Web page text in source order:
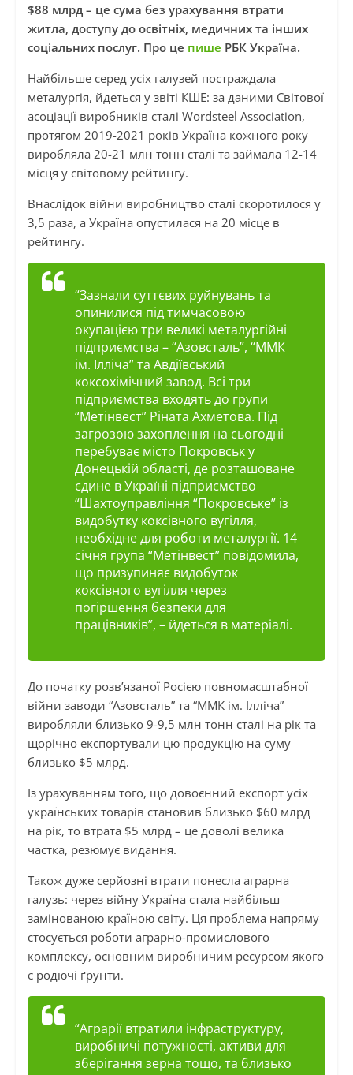
$88 млрд – це сума без урахування втрати
житла, доступу до освітніх, медичних та інших
соціальних послуг. Про це пише РБК Україна.
Найбільше серед усіх галузей постраждала
металургія, йдеться у звіті КШЕ: за даними Світової
асоціації виробників сталі Wordsteel Association,
протягом 2019-2021 років Україна кожного року
виробляла 20-21 млн тонн сталі та займала 12-14
місця у світовому рейтингу.
Внаслідок війни виробництво сталі скоротилося у
3,5 раза, а Україна опустилася на 20 місце в
рейтингу.
“Зазнали суттєвих руйнувань та
опинилися під тимчасовою
окупацією три великі металургійні
підприємства – “Азовсталь”, “ММК
ім. Ілліча” та Авдіївський
коксохімічний завод. Всі три
підприємства входять до групи
“Метінвест” Ріната Ахметова. Під
загрозою захоплення на сьогодні
перебуває місто Покровськ у
Донецькій області, де розташоване
єдине в Україні підприємство
“Шахтоуправління “Покровське” із
видобутку коксівного вугілля,
необхідне для роботи металургії. 14
січня група “Метінвест” повідомила,
що призупиняє видобуток
коксівного вугілля через
погіршення безпеки для
працівників”, – йдеться в матеріалі.
До початку розв’язаної Росією повномасштабної
війни заводи “Азовсталь” та “ММК ім. Ілліча”
виробляли близько 9-9,5 млн тонн сталі на рік та
щорічно експортували цю продукцію на суму
близько $5 млрд.
Із урахуванням того, що довоєнний експорт усіх
українських товарів становив близько $60 млрд
на рік, то втрата $5 млрд – це доволі велика
частка, резюмує видання.
Також дуже серйозні втрати понесла аграрна
галузь: через війну Україна стала найбільш
замінованою країною світу. Ця проблема напряму
стосується роботи аграрно-промислового
комплексу, основним виробничим ресурсом якого
є родючі ґрунти.
“Аграрії втратили інфраструктуру,
виробничі потужності, активи для
зберігання зерна тощо, та близько